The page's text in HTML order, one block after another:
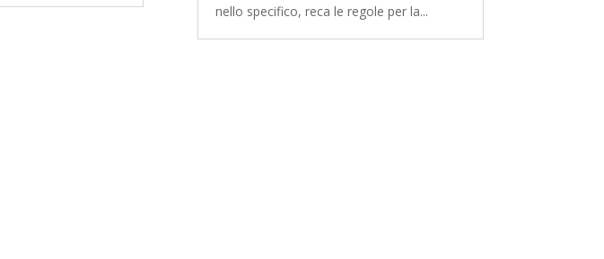
nello specifico, reca le regole per la...